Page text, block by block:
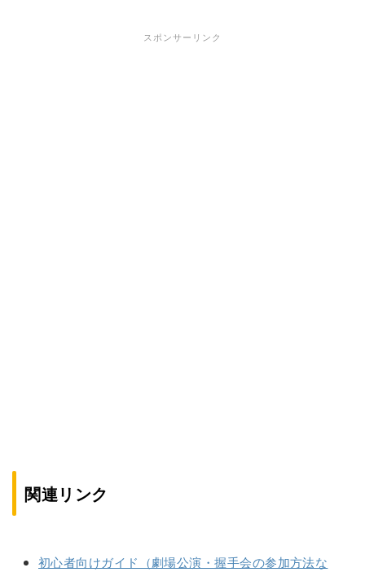
スポンサーリンク
関連リンク
初心者向けガイド（劇場公演・握手会の参加方法な